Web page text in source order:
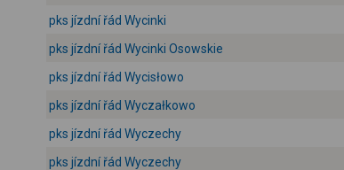
pks jízdní řád Wycinki
pks jízdní řád Wycinki Osowskie
pks jízdní řád Wycisłowo
pks jízdní řád Wyczałkowo
pks jízdní řád Wyczechy
pks jízdní řád Wyczechy